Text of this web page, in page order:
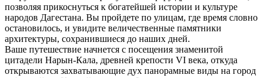
позволяя прикоснуться к богатейшей истории и культуре
народов Дагестана. Вы пройдете по улицам, где время словно
остановилось, и увидите величественные памятники
архитектуры, сохранившиеся до наших дней.
Ваше путешествие начнется с посещения знаменитой
цитадели Нарын-Кала, древней крепости VI века, откуда
открываются захватывающие дух панорамные виды на город